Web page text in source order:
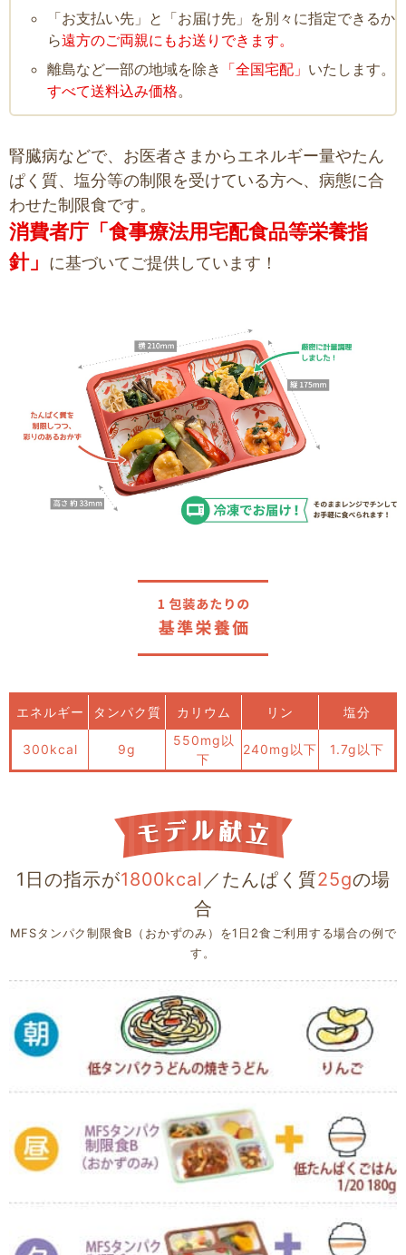
「お支払い先」と「お届け先」を別々に指定できるか
ら遠方のご両親にもお送りできます。
離島など一部の地域を除き 「全国宅配」 いたします。
すべて送料込み価格。
腎臓病などで、お医者さまからエネルギー量やたん
ぱく質、塩分等の制限を受けている方へ、病態に合
わせた制限食です。
消費者庁「食事療法用宅配食品等栄養指
針」
に基づいてご提供しています！
エネルギー タンパク質 カリウム リン 塩分
300kcal 9g
550mg以
下
240mg以下 1.7g以下
1日の指示が1800kcal ／たんぱく質25gの場
合
MFSタンパク制限食B（おかずのみ）を1日2食ご利用する場合の例で
す。